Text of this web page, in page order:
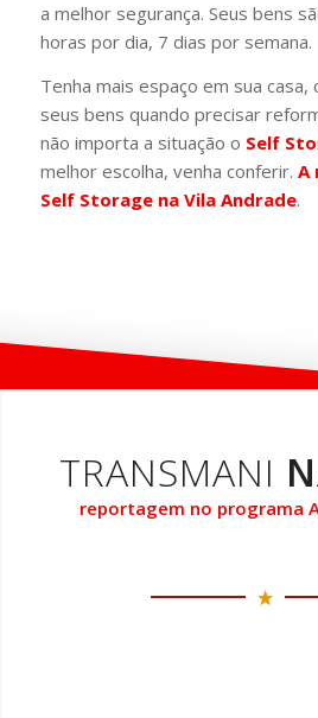
a melhor segurança. Seus bens
horas por dia, 7 dias por semana.
Tenha mais espaço em sua casa,
seus bens quando precisar
não importa a situação o Self
melhor escolha, venha conferir. A
Self Storage na Vila Andrade.
TRANSMANI
reportagem no programa